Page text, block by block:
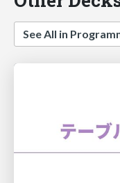
See All in